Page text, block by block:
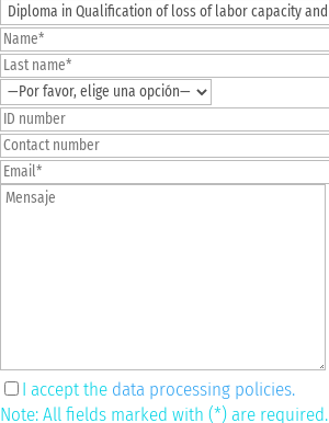
I accept the data processing policies.
Note: All fields marked with (*) are required.